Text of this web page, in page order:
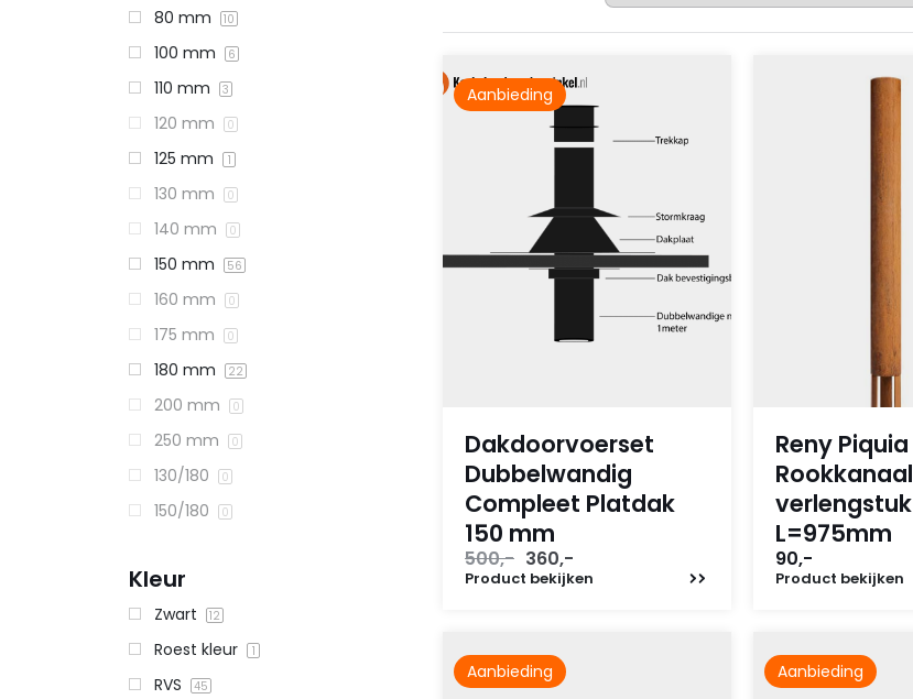
80 mm 10
100 mm 6
110 mm 3
120 mm 0
125 mm 1
130 mm 0
140 mm 0
150 mm 56
160 mm 0
175 mm 0
180 mm 22
200 mm 0
250 mm 0
130/180 0
150/180 0
Kleur
Zwart 12
Roest kleur 1
RVS 45
Aanbieding
Dakdoorvoerset
Dubbelwandig
Compleet Platdak
150 mm
500,- Oorspronkelijke
prijs
360,-
prijs
Product bekijken
Reny Piquia
Rookkanaal
verlengstuk
L=975mm
90,-
Product bekijken
Aanbieding Aanbieding